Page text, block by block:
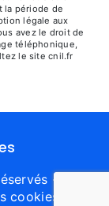
la période de
légale aux
avez le droit de
téléphonique,
le site cnil.fr
-
cookies